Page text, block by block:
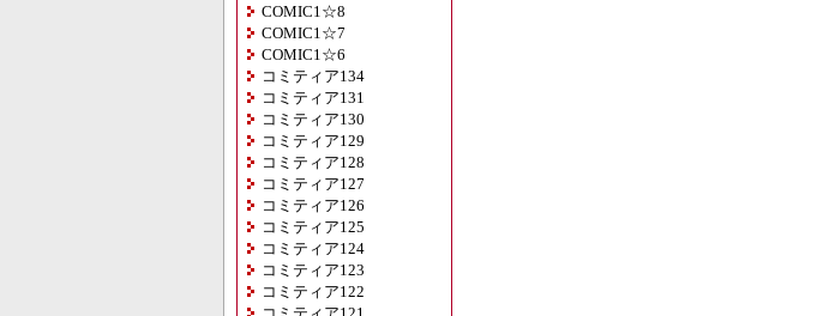
COMIC1☆8
COMIC1☆7
COMIC1☆6
コミティア134
コミティア131
コミティア130
コミティア129
コミティア128
コミティア127
コミティア126
コミティア125
コミティア124
コミティア123
コミティア122